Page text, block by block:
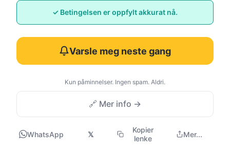
✓ Betingelsen er oppfylt akkurat nå.
Varsle meg neste gang
Kun påminnelser. Ingen spam. Aldri.
🔗 Mer info →
WhatsApp 𝕏
Kopier
lenke
Mer...